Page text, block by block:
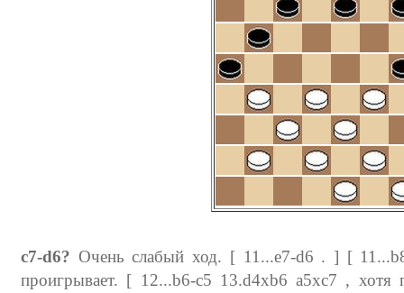
c7-d6? Очень слабый ход. [ 11...e7-d6 . ] [
проигрывает. [ 12...b6-c5 13.d4xb6 a5xc7 , хотя